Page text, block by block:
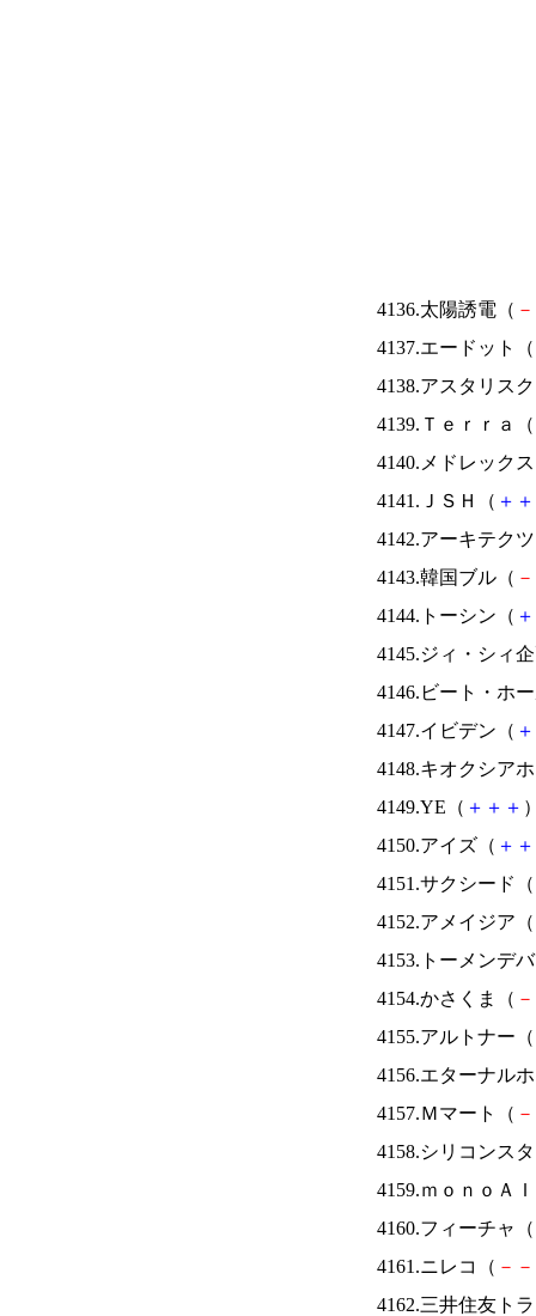
4136.太陽誘電（ －
4137.エードット（
4138.アスタリス
4139.Ｔｅｒｒａ（
4140.メドレック
4141.ＪＳＨ（ ＋ ＋
4142.アーキテク
4143.韓国ブル（ －
4144.トーシン（ ＋
4145.ジィ・シィ
4146.ビート・ホ
4147.イビデン（ ＋
4148.キオクシア
4149.YE（ ＋ ＋ ＋
4150.アイズ（ ＋ ＋
4151.サクシード（
4152.アメイジア（
4153.トーメンデ
4154.かさくま（ －
4155.アルトナー（
4156.エターナル
4157.Ｍマート（ －
4158.シリコンス
4159.ｍｏｎｏＡ
4160.フィーチャ（
4161.ニレコ（ － －
4162.三井住友ト